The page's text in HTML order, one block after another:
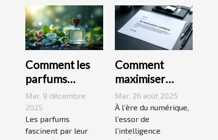
Comment les
parfums
s'inspirent-ils
des éléments
naturels ?
Mar. 9 décembre
2025
Les parfums
fascinent par leur
Comment
maximiser
l'efficacité
d'une lettre de
motivation
écrite par une
Mar. 26 août 2025
À l’ère du numérique,
l’essor de
l’intelligence